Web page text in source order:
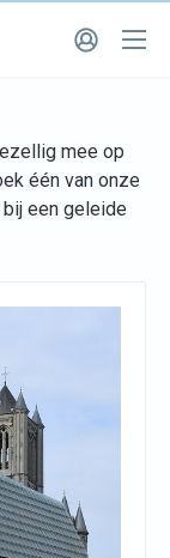
mee op
één van onze
een geleide